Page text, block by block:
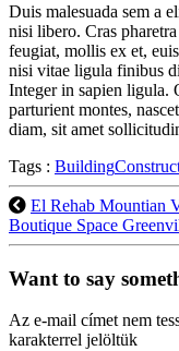
Duis malesuada sem a
nisi libero. Cras
feugiat, mollis ex et,
nisi vitae ligula finibus
Integer in sapien ligula.
parturient montes,
diam, sit amet
Tags : Building
El Rehab Mountian
Boutique Space
Want to say
Az e-mail címet nem
karakterrel jelöltük